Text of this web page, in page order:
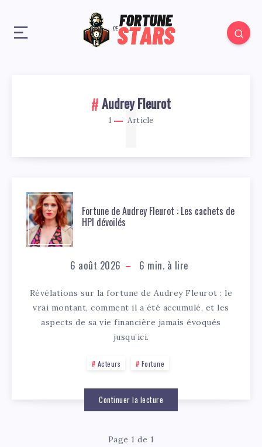
Audrey Fleurot
1 Article
1
Fortune de Audrey Fleurot : Les cachets de
HPI dévoilés
6 août 2026 6 min. à lire
Révélations sur la fortune de Audrey Fleurot : le
vrai montant, comment il a été accumulé, et les
aspects de sa vie financière jamais évoqués
jusqu’ici.
Acteurs Fortune
Continuer la lecture
Page 1 de 1